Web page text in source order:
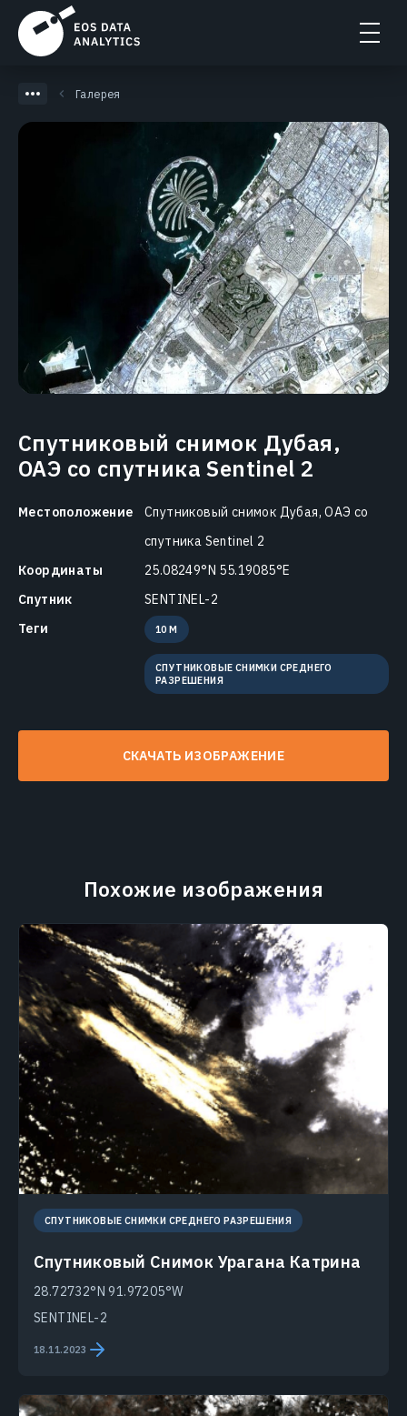
Галерея
Спутниковый снимок Дубая,
ОАЭ со спутника Sentinel 2
Местоположение
Спутниковый снимок Дубая, ОАЭ со
спутника Sentinel 2
Координаты
25.08249°N 55.19085°E
Спутник
SENTINEL-2
Теги
10 M
СПУТНИКОВЫЕ СНИМКИ СРЕДНЕГО
РАЗРЕШЕНИЯ
СКАЧАТЬ ИЗОБРАЖЕНИЕ
Похожие изображения
СПУТНИКОВЫЕ СНИМКИ СРЕДНЕГО РАЗРЕШЕНИЯ
Спутниковый Снимок Урагана Катрина
28.72732°N 91.97205°W
SENTINEL-2
18.11.2023